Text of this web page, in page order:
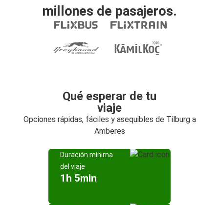
millones de pasajeros.
Qué esperar de tu
viaje
Opciones rápidas, fáciles y asequibles de Tilburg a
Amberes
Duración mínima
del viaje
1h 5min